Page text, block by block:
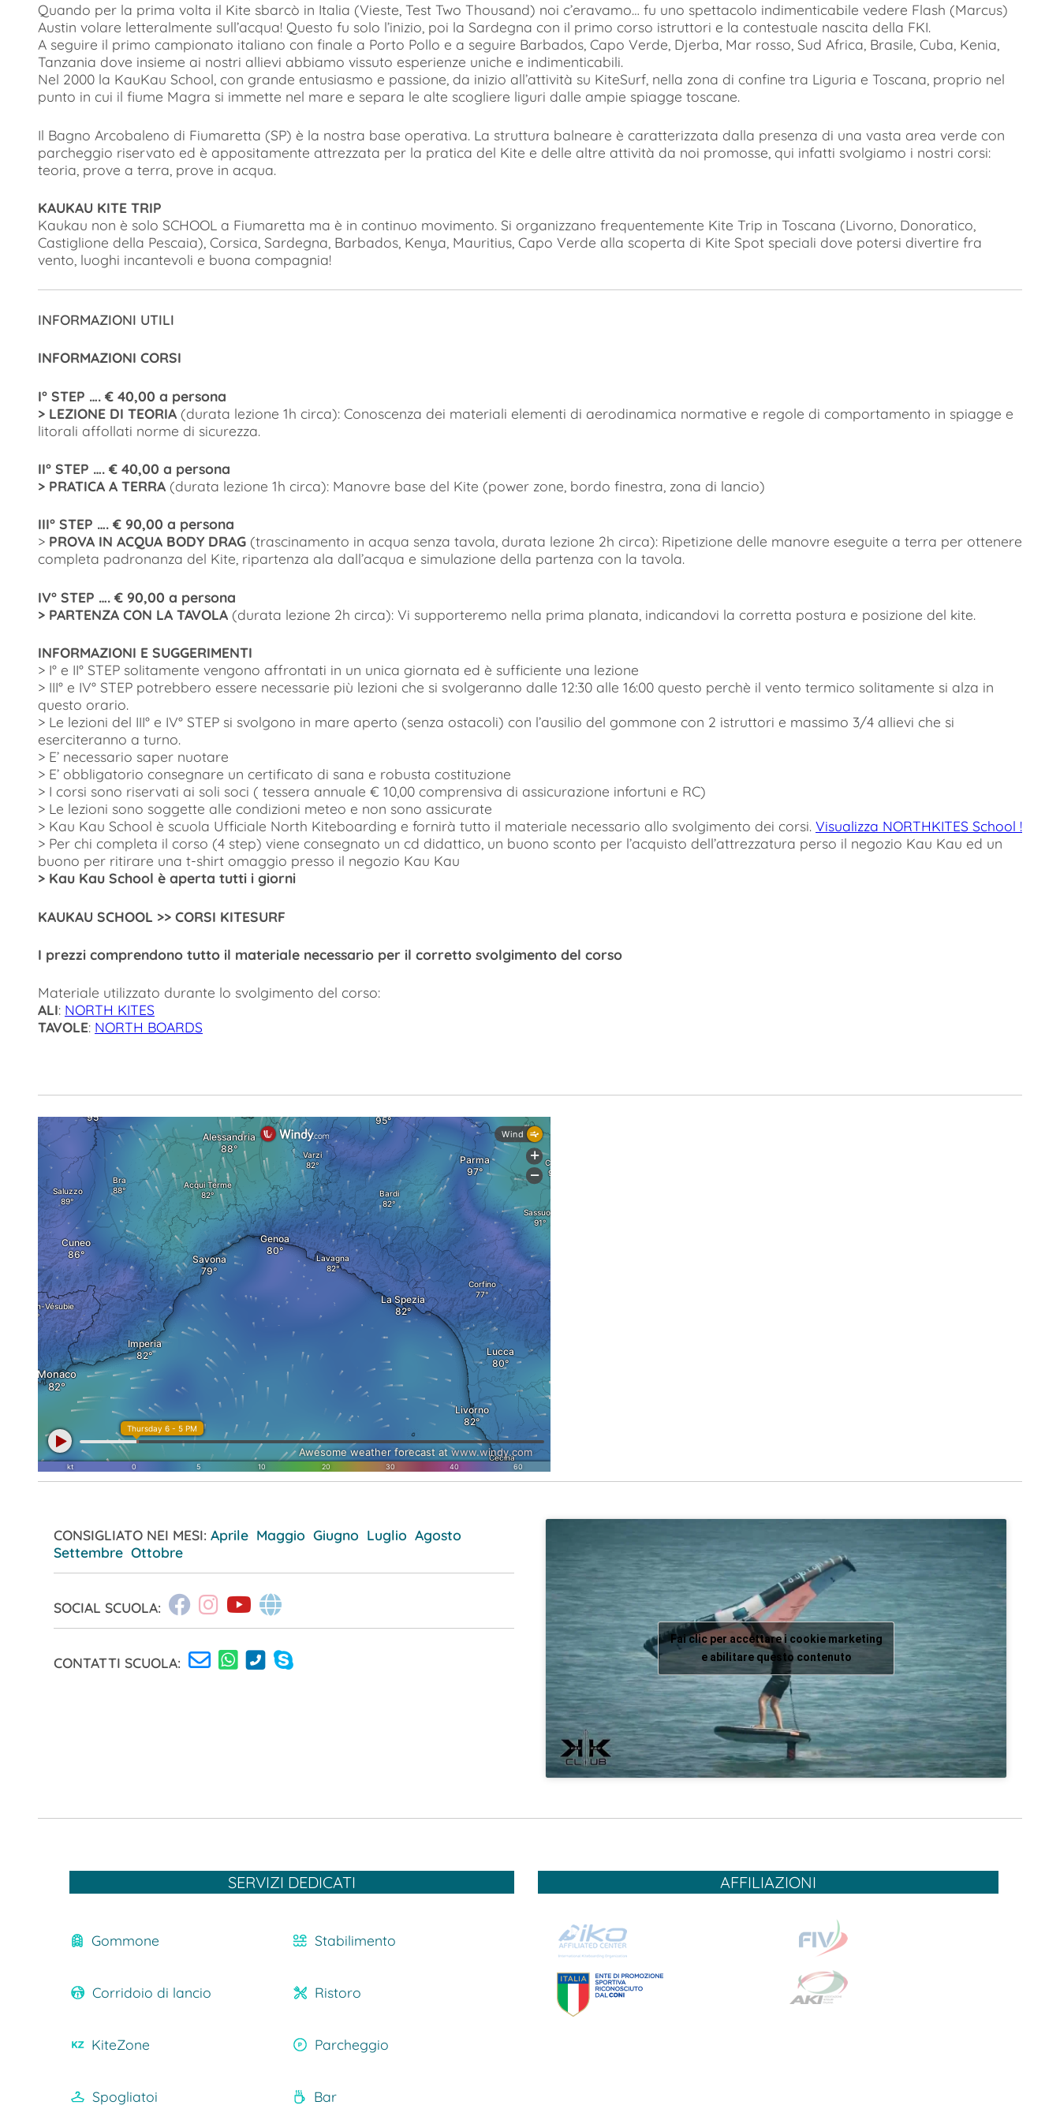
Quando per la prima volta il Kite sbarcò in Italia (Vieste, Test Two Thousand) noi c’eravamo… fu uno spettacolo indimenticabile vedere Flash (Marcus)
Austin volare letteralmente sull’acqua! Questo fu solo l’inizio, poi la Sardegna con il primo corso istruttori e la contestuale nascita della FKI.
A seguire il primo campionato italiano con finale a Porto Pollo e a seguire Barbados, Capo Verde, Djerba, Mar rosso, Sud Africa, Brasile, Cuba, Kenia,
Tanzania dove insieme ai nostri allievi abbiamo vissuto esperienze uniche e indimenticabili.
Nel 2000 la KauKau School, con grande entusiasmo e passione, da inizio all’attività su KiteSurf, nella zona di confine tra Liguria e Toscana, proprio nel
punto in cui il fiume Magra si immette nel mare e separa le alte scogliere liguri dalle ampie spiagge toscane.
Il Bagno Arcobaleno di Fiumaretta (SP) è la nostra base operativa. La struttura balneare è caratterizzata dalla presenza di una vasta area verde con
parcheggio riservato ed è appositamente attrezzata per la pratica del Kite e delle altre attività da noi promosse, qui infatti svolgiamo i nostri corsi:
teoria, prove a terra, prove in acqua.
KAUKAU KITE TRIP
Kaukau non è solo SCHOOL a Fiumaretta ma è in continuo movimento. Si organizzano frequentemente Kite Trip in Toscana (Livorno, Donoratico,
Castiglione della Pescaia), Corsica, Sardegna, Barbados, Kenya, Mauritius, Capo Verde alla scoperta di Kite Spot speciali dove potersi divertire fra
vento, luoghi incantevoli e buona compagnia!
INFORMAZIONI UTILI
INFORMAZIONI CORSI
I° STEP …. € 40,00 a persona
> LEZIONE DI TEORIA (durata lezione 1h circa): Conoscenza dei materiali elementi di aerodinamica normative e regole di comportamento in spiagge e
litorali affollati norme di sicurezza.
II° STEP …. € 40,00 a persona
> PRATICA A TERRA (durata lezione 1h circa): Manovre base del Kite (power zone, bordo finestra, zona di lancio)
III° STEP …. € 90,00 a persona
> PROVA IN ACQUA BODY DRAG (trascinamento in acqua senza tavola, durata lezione 2h circa): Ripetizione delle manovre eseguite a terra per ottenere
completa padronanza del Kite, ripartenza ala dall’acqua e simulazione della partenza con la tavola.
IV° STEP …. € 90,00 a persona
> PARTENZA CON LA TAVOLA (durata lezione 2h circa): Vi supporteremo nella prima planata, indicandovi la corretta postura e posizione del kite.
INFORMAZIONI E SUGGERIMENTI
> I° e II° STEP solitamente vengono affrontati in un unica giornata ed è sufficiente una lezione
> III° e IV° STEP potrebbero essere necessarie più lezioni che si svolgeranno dalle 12:30 alle 16:00 questo perchè il vento termico solitamente si alza in
questo orario.
> Le lezioni del III° e IV° STEP si svolgono in mare aperto (senza ostacoli) con l’ausilio del gommone con 2 istruttori e massimo 3/4 allievi che si
eserciteranno a turno.
> E’ necessario saper nuotare
> E’ obbligatorio consegnare un certificato di sana e robusta costituzione
> I corsi sono riservati ai soli soci ( tessera annuale € 10,00 comprensiva di assicurazione infortuni e RC)
> Le lezioni sono soggette alle condizioni meteo e non sono assicurate
> Kau Kau School è scuola Ufficiale North Kiteboarding e fornirà tutto il materiale necessario allo svolgimento dei corsi. Visualizza NORTHKITES School !
> Per chi completa il corso (4 step) viene consegnato un cd didattico, un buono sconto per l’acquisto dell’attrezzatura perso il negozio Kau Kau ed un
buono per ritirare una t-shirt omaggio presso il negozio Kau Kau
> Kau Kau School è aperta tutti i giorni
KAUKAU SCHOOL >> CORSI KITESURF
I prezzi comprendono tutto il materiale necessario per il corretto svolgimento del corso
Materiale utilizzato durante lo svolgimento del corso:
ALI: NORTH KITES
TAVOLE: NORTH BOARDS
CONSIGLIATO NEI MESI: Aprile Maggio Giugno Luglio Agosto
Settembre Ottobre
SOCIAL SCUOLA:
CONTATTI SCUOLA:
Fai clic per accettare i cookie marketing
e abilitare questo contenuto
SERVIZI DEDICATI
Gommone Stabilimento
Corridoio di lancio Ristoro
KiteZone Parcheggio
Spogliatoi Bar
AFFILIAZIONI